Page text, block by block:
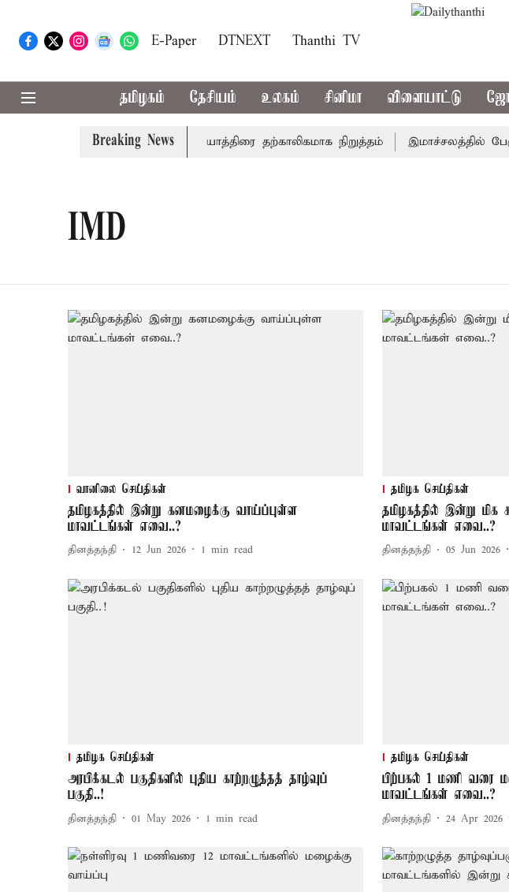
E-Paper DTNEXT Thanthi TV
தமிழகம் தேசியம் உலகம் சினிமா விளையாட்டு
Breaking News
- சுப்ரீம் கோர்ட்டு அமர்நாத் யாத்திரை தற்காலிகமாக நிறுத்தம் இமாச்சலத்தில்
IMD
வானிலை செய்திகள்
தமிழகத்தில் இன்று கனமழைக்கு வாய்ப்புள்ள
மாவட்டங்கள் எவை..?
தினத்தந்தி 12 Jun 2026 1 min read
தமிழக செய்திகள்
தமிழகத்தில் இன்று
மாவட்டங்கள் எவை..?
தினத்தந்தி 05 Jun 2026
தமிழக செய்திகள்
அரபிக்கடல் பகுதிகளில் புதிய காற்றழுத்தத் தாழ்வுப்
பகுதி..!
தினத்தந்தி 01 May 2026 1 min read
தமிழக செய்திகள்
பிற்பகல் 1 மணி வரை
மாவட்டங்கள் எவை..?
தினத்தந்தி 24 Apr 2026